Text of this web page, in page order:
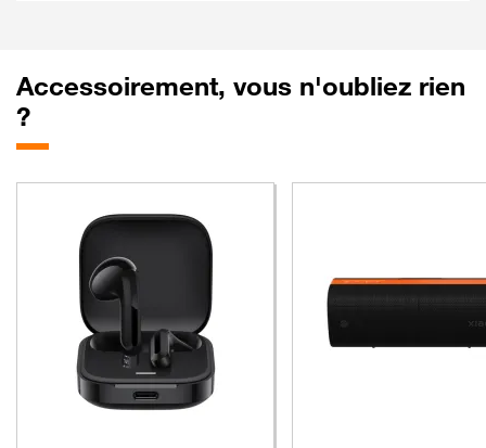
Accessoirement, vous n'oubliez rien
?